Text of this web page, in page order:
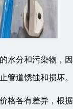
水分和污染物，因
管道锈蚀和损坏。
格各有差异，根据